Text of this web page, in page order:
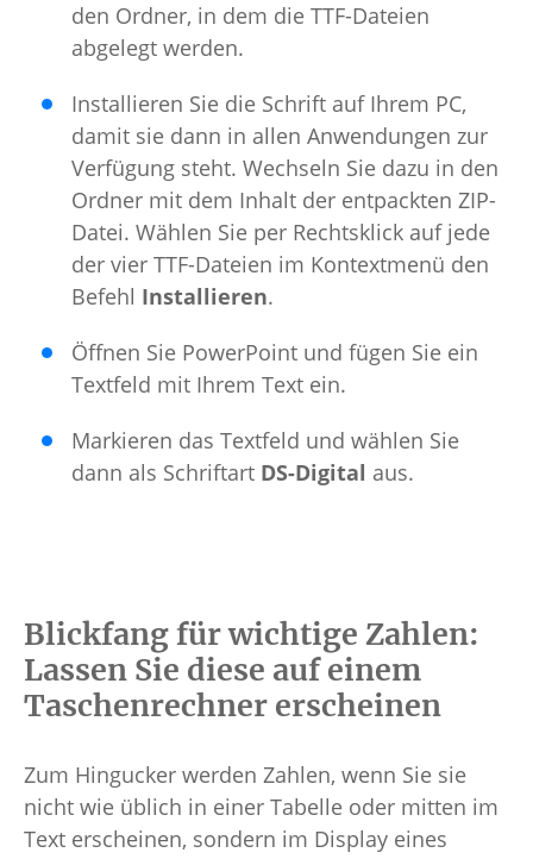
den Ordner, in dem die TTF-Dateien
abgelegt werden.
Installieren Sie die Schrift auf Ihrem PC,
damit sie dann in allen Anwendungen zur
Verfügung steht. Wechseln Sie dazu in den
Ordner mit dem Inhalt der entpackten ZIP-
Datei. Wählen Sie per Rechtsklick auf jede
der vier TTF-Dateien im Kontextmenü den
Befehl Installieren.
Öffnen Sie PowerPoint und fügen Sie ein
Textfeld mit Ihrem Text ein.
Markieren das Textfeld und wählen Sie
dann als Schriftart DS-Digital aus.
Blickfang für wichtige Zahlen:
Lassen Sie diese auf einem
Taschenrechner erscheinen
Zum Hingucker werden Zahlen, wenn Sie sie
nicht wie üblich in einer Tabelle oder mitten im
Text erscheinen, sondern im Display eines